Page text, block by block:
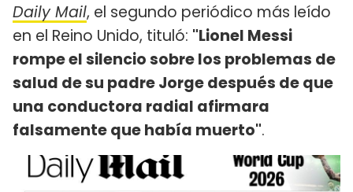
Daily Mail, el segundo periódico más leído
en el Reino Unido, tituló: "Lionel Messi
rompe el silencio sobre los problemas de
salud de su padre Jorge después de que
una conductora radial afirmara
falsamente que había muerto".